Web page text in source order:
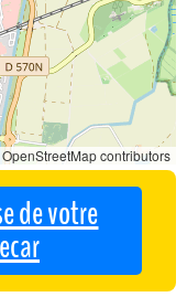
contributors
de votre